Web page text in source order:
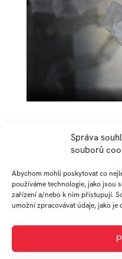
Správa
souborů
Abychom mohli poskytovat co
používáme technologie, jako jsou
zařízení a/nebo k nim přistupují.
umožní zpracovávat údaje, jako
AUTOR
EVA